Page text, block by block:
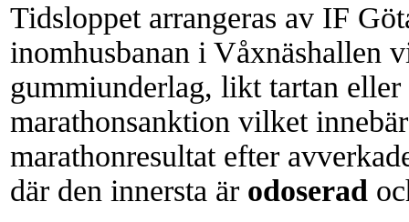
Tidsloppet arrangeras av IF
inomhusbanan i Våxnäshallen
gummiunderlag, likt tartan
marathonsanktion vilket
marathonresultat efter
där den innersta är odoserad